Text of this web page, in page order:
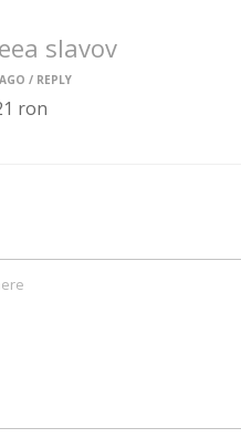
slavov
/ REPLY
ron